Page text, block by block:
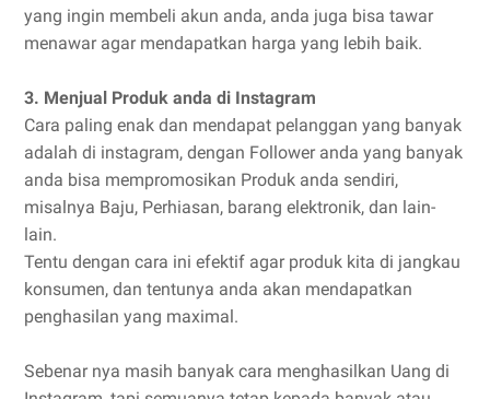
yang ingin membeli akun anda, anda juga bisa tawar
menawar agar mendapatkan harga yang lebih baik.
3. Menjual Produk anda di Instagram
Cara paling enak dan mendapat pelanggan yang banyak
adalah di instagram, dengan Follower anda yang banyak
anda bisa mempromosikan Produk anda sendiri,
misalnya Baju, Perhiasan, barang elektronik, dan lain-
lain.
Tentu dengan cara ini efektif agar produk kita di jangkau
konsumen, dan tentunya anda akan mendapatkan
penghasilan yang maximal.
Sebenar nya masih banyak cara menghasilkan Uang di